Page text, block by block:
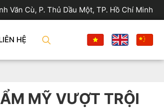
Văn Cù, P. Thủ Dầu Một, TP. Hồ Chí Minh
HỆ
MỸ VƯỢT TRỘI